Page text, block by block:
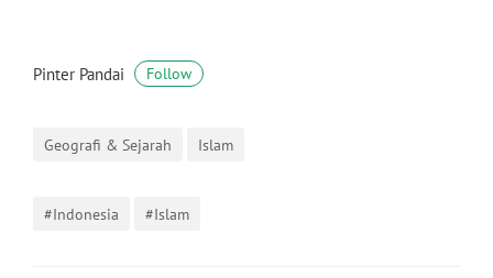
Pinter Pandai Follow
Geografi & Sejarah Islam
#Indonesia #Islam